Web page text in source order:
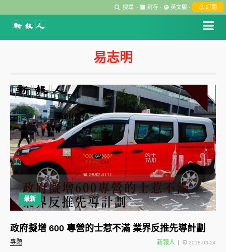
搜尋 · 封存 · 英文版 · 訂閱
易志明
最新
專題
政府擬增 600 專營的士惹不滿 業界反推先導計劃
新報人 2018-03-24